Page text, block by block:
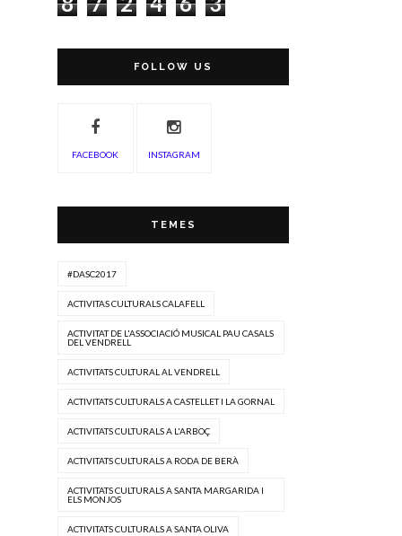
FOLLOW US
FACEBOOK INSTAGRAM
TEMES
#DASC2017
ACTIVITAS CULTURALS CALAFELL
ACTIVITAT DE L'ASSOCIACIÓ MUSICAL PAU CASALS
DEL VENDRELL
ACTIVITATS CULTURAL AL VENDRELL
ACTIVITATS CULTURALS A CASTELLET I LA GORNAL
ACTIVITATS CULTURALS A L'ARBOÇ
ACTIVITATS CULTURALS A RODA DE BERÀ
ACTIVITATS CULTURALS A SANTA MARGARIDA I
ELS MONJOS
ACTIVITATS CULTURALS A SANTA OLIVA